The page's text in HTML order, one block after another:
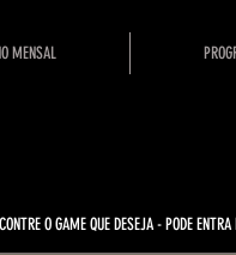
MENSAL
O GAME QUE DESEJA - PODE